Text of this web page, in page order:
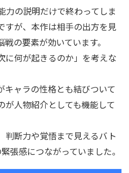
力の説明だけで終わってしま
すが、本作は相手の出方を見
の要素が効いています。
に何が起きるのか」を考えな
キャラの性格とも結びついて
が人物紹介としても機能して
判断力や覚悟まで見えるバト
張感につながっていました。